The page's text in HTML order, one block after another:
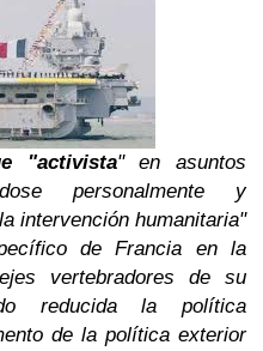
"activista" en asuntos
personalmente y
intervención humanitaria"
de Francia en la
vertebradores de su
reducida la política
de la política exterior